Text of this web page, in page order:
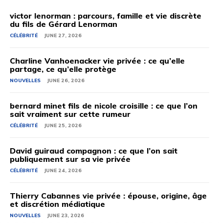
victor lenorman : parcours, famille et vie discrète
du fils de Gérard Lenorman
CÉLÉBRITÉ JUNE 27, 2026
Charline Vanhoenacker vie privée : ce qu’elle
partage, ce qu’elle protège
NOUVELLES JUNE 26, 2026
bernard minet fils de nicole croisille : ce que l’on
sait vraiment sur cette rumeur
CÉLÉBRITÉ JUNE 25, 2026
David guiraud compagnon : ce que l’on sait
publiquement sur sa vie privée
CÉLÉBRITÉ JUNE 24, 2026
Thierry Cabannes vie privée : épouse, origine, âge
et discrétion médiatique
NOUVELLES JUNE 23, 2026